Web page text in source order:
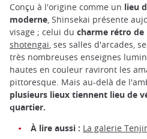
Conçu à l'origine comme un lieu
moderne , Shinsekai présente
visage ; celui du charme rétro de
shotengai , ses salles d'arcades,
très nombreuses enseignes
hautes en couleur raviront les
pittoresque. Mais au-delà de
plusieurs lieux tiennent lieu de
quartier.
À lire aussi : La galerie